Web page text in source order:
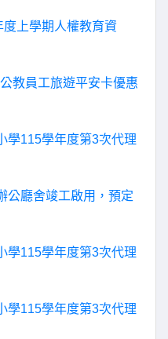
上學期人權教育資
教員工旅遊平安卡優惠
學115學年度第3次代理
公廳舍竣工啟用，預定
學115學年度第3次代理
學115學年度第3次代理